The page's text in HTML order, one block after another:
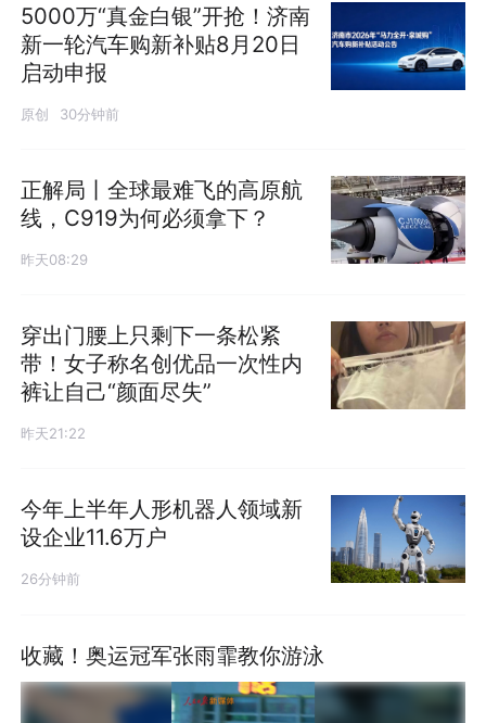
5000万“真金白银”开抢！济南
新一轮汽车购新补贴8月20日
启动申报
原创 30分钟前
正解局丨全球最难飞的高原航
线，C919为何必须拿下？
昨天08:29
穿出门腰上只剩下一条松紧
带！女子称名创优品一次性内
裤让自己“颜面尽失”
昨天21:22
今年上半年人形机器人领域新
设企业11.6万户
26分钟前
收藏！奥运冠军张雨霏教你游泳